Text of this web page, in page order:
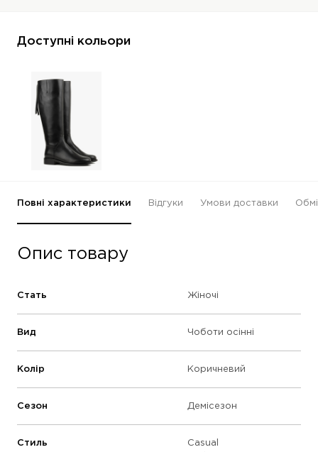
Доступні кольори
Повні характеристики Відгуки Умови доставки
Опис товару
Стать Жіночі
Вид Чоботи осінні
Колір Коричневий
Сезон Демісезон
Стиль
Casual